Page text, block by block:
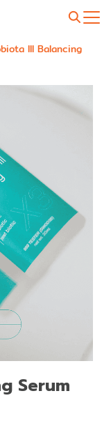
III Balancing
Serum